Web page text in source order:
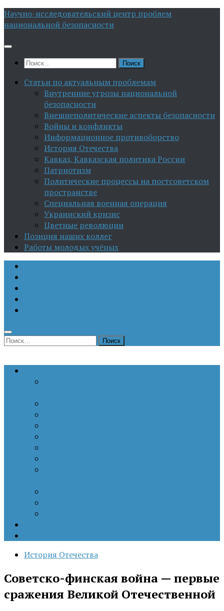
Перейти
к
Научно-исследовательский центр проблем
национальной безопасности
Найти:
Статьи по актуальным проблемам
Внутренние угрозы национальной
безопасности
Внешнеполитические аспекты безопасности
Войны и конфликты
Информационное противоборство
История Отечества
Кавказ, Кавказская политика России
Патриотизм
Политические процессы на постсоветском
пространстве
Специальная военная операция
Украинский кризис
Цветные революции
Позиция наших коллег
Работы молодых учёных
Найти:
История Отечества
Советско-финская война — первые
сражения Великой Отечественной